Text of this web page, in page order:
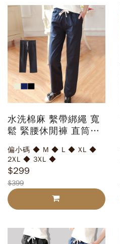
水洗棉麻 繫帶綁繩 寬
鬆 緊腰休閒褲 直筒長
偏小碼 ◆ M ◆ L ◆ XL ◆
2XL ◆ 3XL ◆
$299
$399